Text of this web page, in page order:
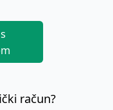
račun?